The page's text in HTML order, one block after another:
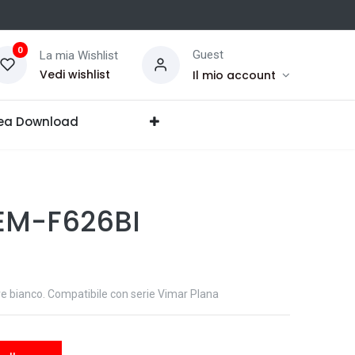
0 La mia Wishlist
Vedi wishlist
Guest
Il mio account
Download
F626BI
bianco. Compatibile con serie Vimar Plana